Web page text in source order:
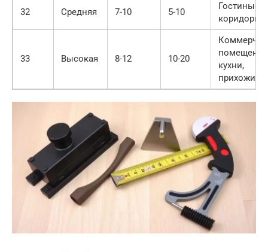
32 Средняя 7-10 5-10
Гостиные,
коридоры
33 Высокая 8-12 10-20
кухни,
прихожие